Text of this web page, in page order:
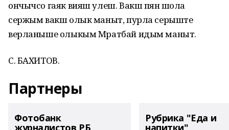
ончычсо гаяк вияш улеш. Вакш пӱян шола
сержым вакш олык маныт, пурла серыште
верланыше олыкым Мратбай идым маныт.
С. БАХИТОВ.
Партнеры
Фотобанк
журналистов РБ
Рубрика "Еда и
напитки"